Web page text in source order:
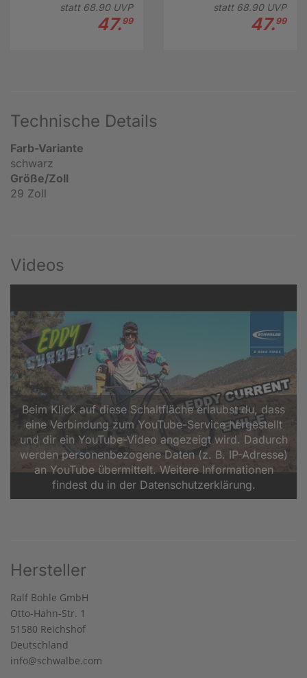
statt 68.90UVP
47.99
statt 68.90UVP
47.99
Technische Details
Farb-Variante
schwarz
Größe/Zoll
29 Zoll
Videos
Beim Klick auf diese Schaltfläche erlaubst du, dass
eine Verbindung zum YouTube-Service hergestellt
und dir ein YouTube-Video angezeigt wird. Dadurch
werden personenbezogene Daten (z. B. IP-Adresse)
an YouTube übermittelt. Weitere Informationen
findest du in der Datenschutzerklärung.
Hersteller
Ralf Bohle GmbH
Otto-Hahn-Str. 1
51580 Reichshof
Deutschland
info@schwalbe.com